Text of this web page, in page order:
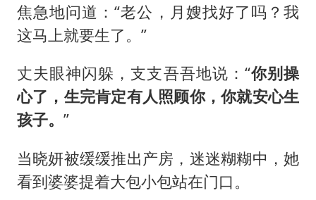
焦急地问道：“老公，月嫂找好了吗？我
这马上就要生了。”
丈夫眼神闪躲，支支吾吾地说：“你别操
心了，生完肯定有人照顾你，你就安心生
孩子。 ”
当晓妍被缓缓推出产房，迷迷糊糊中，她
看到婆婆提着大包小包站在门口。